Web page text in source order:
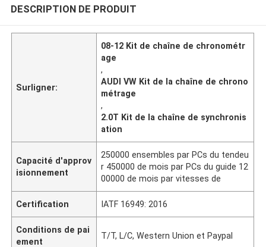
DESCRIPTION DE PRODUIT
Surligner:
08-12 Kit de chaîne de chronométr
age
,
AUDI VW Kit de la chaîne de chrono
métrage
,
2.0T Kit de la chaîne de synchronis
ation
Capacité d'approv
isionnement
250000 ensembles par PCs du tendeu
r 450000 de mois par PCs du guide 12
00000 de mois par vitesses de
Certification IATF 16949: 2016
Conditions de pai
ement
T/T, L/C, Western Union et Paypal